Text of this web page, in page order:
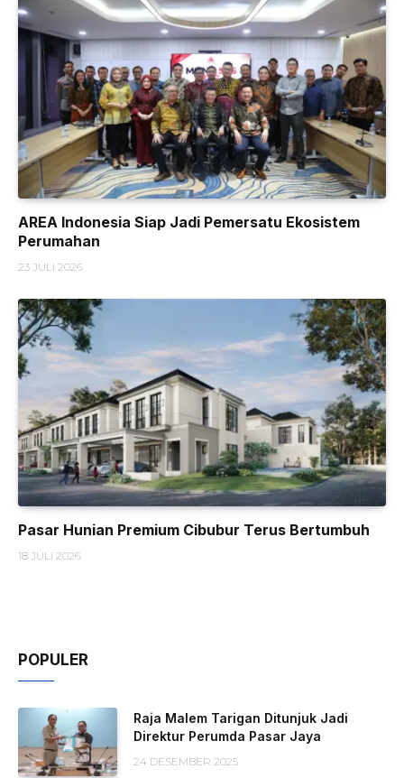
AREA Indonesia Siap Jadi Pemersatu Ekosistem
Perumahan
23 JULI 2026
Pasar Hunian Premium Cibubur Terus Bertumbuh
18 JULI 2026
POPULER
Raja Malem Tarigan Ditunjuk Jadi
Direktur Perumda Pasar Jaya
24 DESEMBER 2025